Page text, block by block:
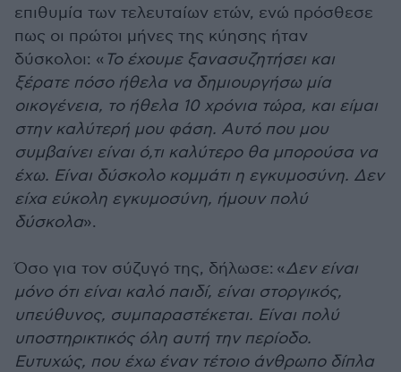
επιθυμία των τελευταίων ετών, ενώ πρόσθεσε
πως οι πρώτοι μήνες της κύησης ήταν
δύσκολοι: « Το έχουμε ξανασυζητήσει και
ξέρατε πόσο ήθελα να δημιουργήσω μία
οικογένεια, το ήθελα 10 χρόνια τώρα, και είμαι
στην καλύτερή μου φάση. Αυτό που μου
συμβαίνει είναι ό,τι καλύτερο θα μπορούσα να
έχω. Είναι δύσκολο κομμάτι η εγκυμοσύνη. Δεν
είχα εύκολη εγκυμοσύνη, ήμουν πολύ
δύσκολα».
Όσο για τον σύζυγό της, δήλωσε: «Δεν είναι
μόνο ότι είναι καλό παιδί, είναι στοργικός,
υπεύθυνος, συμπαραστέκεται. Είναι πολύ
υποστηρικτικός όλη αυτή την περίοδο.
Ευτυχώς, που έχω έναν τέτοιο άνθρωπο δίπλα